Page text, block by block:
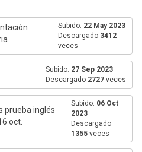
Subido: 22 May 2023
Descargado 3412
veces
Subido: 27 Sep 2023
Descargado 2727 veces
prueba inglés
oct.
Subido: 06 Oct
2023
Descargado
1355veces